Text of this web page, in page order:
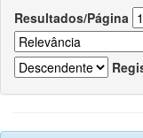
Resultados/Página